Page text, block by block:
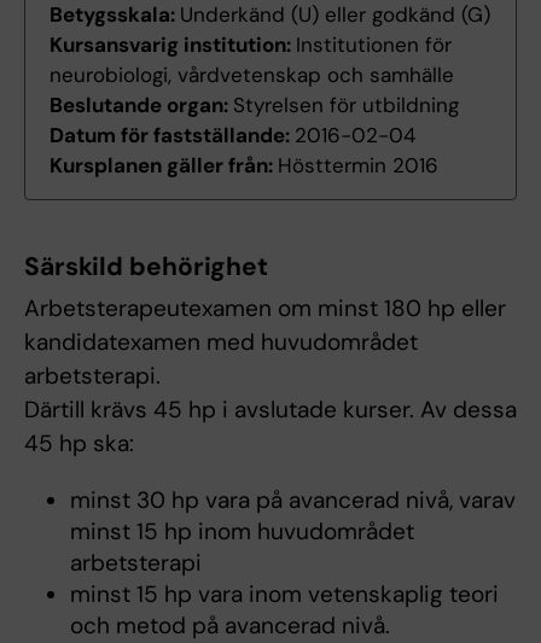
Betygsskala: Underkänd (U) eller godkänd (G)
Kursansvarig institution: Institutionen för
neurobiologi, vårdvetenskap och samhälle
Beslutande organ: Styrelsen för utbildning
Datum för fastställande: 2016-02-04
Kursplanen gäller från: Hösttermin 2016
Särskild behörighet
Arbetsterapeutexamen om minst 180 hp eller
kandidatexamen med huvudområdet
arbetsterapi.
Därtill krävs 45 hp i avslutade kurser. Av dessa
45 hp ska:
minst 30 hp vara på avancerad nivå, varav
minst 15 hp inom huvudområdet
arbetsterapi
minst 15 hp vara inom vetenskaplig teori
och metod på avancerad nivå.